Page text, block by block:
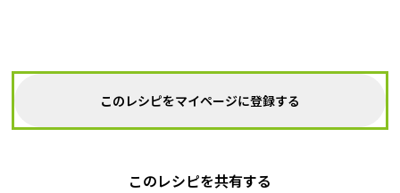
このレシピをマイページに登録する
このレシピを共有する